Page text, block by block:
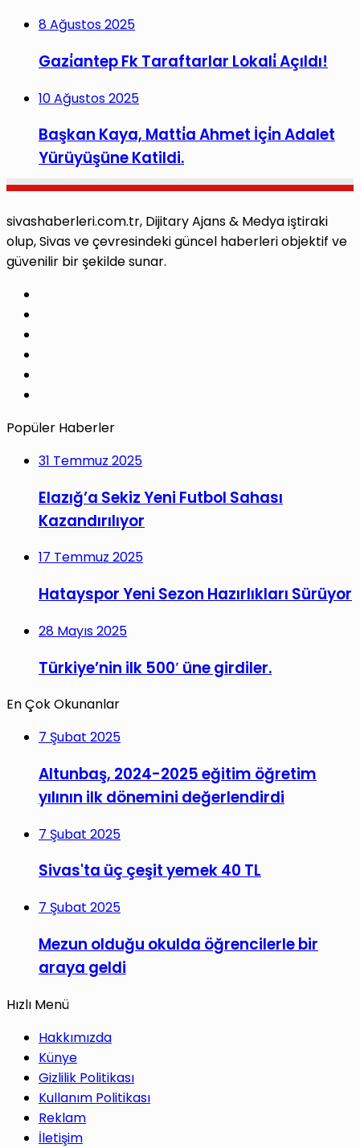
8 Ağustos 2025
Gazi̇antep Fk Taraftarlar Lokali̇ Açıldı!
10 Ağustos 2025
Başkan Kaya, Matti̇a Ahmet İçi̇n Adalet
Yürüyüşüne Katildi.
sivashaberleri.com.tr, Dijitary Ajans & Medya iştiraki
olup, Sivas ve çevresindeki güncel haberleri objektif ve
güvenilir bir şekilde sunar.
Popüler Haberler
31 Temmuz 2025
Elazığ’a Sekiz Yeni Futbol Sahası
Kazandırılıyor
17 Temmuz 2025
Hatayspor Yeni Sezon Hazırlıkları Sürüyor
28 Mayıs 2025
Türkiye’nin ilk 500′ üne girdiler.
En Çok Okunanlar
7 Şubat 2025
Altunbaş, 2024-2025 eğitim öğretim
yılının ilk dönemini değerlendirdi
7 Şubat 2025
Sivas'ta üç çeşit yemek 40 TL
7 Şubat 2025
Mezun olduğu okulda öğrencilerle bir
araya geldi
Hızlı Menü
Hakkımızda
Künye
Gizlilik Politikası
Kullanım Politikası
Reklam
İletişim